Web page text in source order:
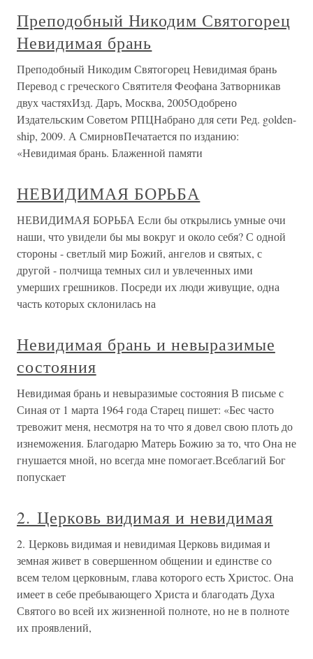
Преподобный Никодим Святогорец
Невидимая брань
Преподобный Никодим Святогорец Невидимая брань
Перевод с греческого Святителя Феофана Затворникав
двух частяхИзд. Даръ, Москва, 2005Одобрено
Издательским Советом РПЦНабрано для сети Ред. golden-
ship, 2009. А СмирновПечатается по изданию:
«Невидимая брань. Блаженной памяти
НЕВИДИМАЯ БОРЬБА
НЕВИДИМАЯ БОРЬБА Если бы открылись умные очи
наши, что увидели бы мы вокруг и около себя? С одной
стороны - светлый мир Божий, ангелов и святых, с
другой - полчища темных сил и увлеченных ими
умерших грешников. Посреди их люди живущие, одна
часть которых склонилась на
Невидимая брань и невыразимые
состояния
Невидимая брань и невыразимые состояния В письме с
Синая от 1 марта 1964 года Старец пишет: «Бес часто
тревожит меня, несмотря на то что я довел свою плоть до
изнеможения. Благодарю Матерь Божию за то, что Она не
гнушается мной, но всегда мне помогает.Всеблагий Бог
попускает
2. Церковь видимая и невидимая
2. Церковь видимая и невидимая Церковь видимая и
земная живет в совершенном общении и единстве со
всем телом церковным, глава которого есть Христос. Она
имеет в себе пребывающего Христа и благодать Духа
Святого во всей их жизненной полноте, но не в полноте
их проявлений,